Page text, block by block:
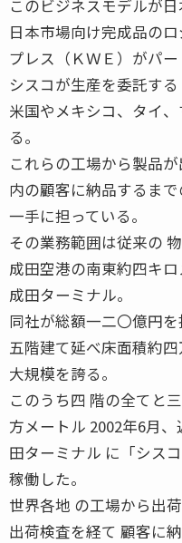
このビジネスモデルが
日本市場向け完成品の
プレス（ＫＷＥ）がパー
シスコが生産を委託す
米国やメキシコ、タイ
る。
これらの工場から製品
内の顧客に納品するま
一手に担っている。
その業務範囲は従来の
成田空港の南東約四キ
成田ターミナル。
同社が総額一二〇億円を
五階建て延べ床面積約
大規模を誇る。
このうち四 階の全てと
方メートル 2002年6月
田ターミナル に「シス
稼働した。
世界各地 の工場から出
出荷検査を経て 顧客に